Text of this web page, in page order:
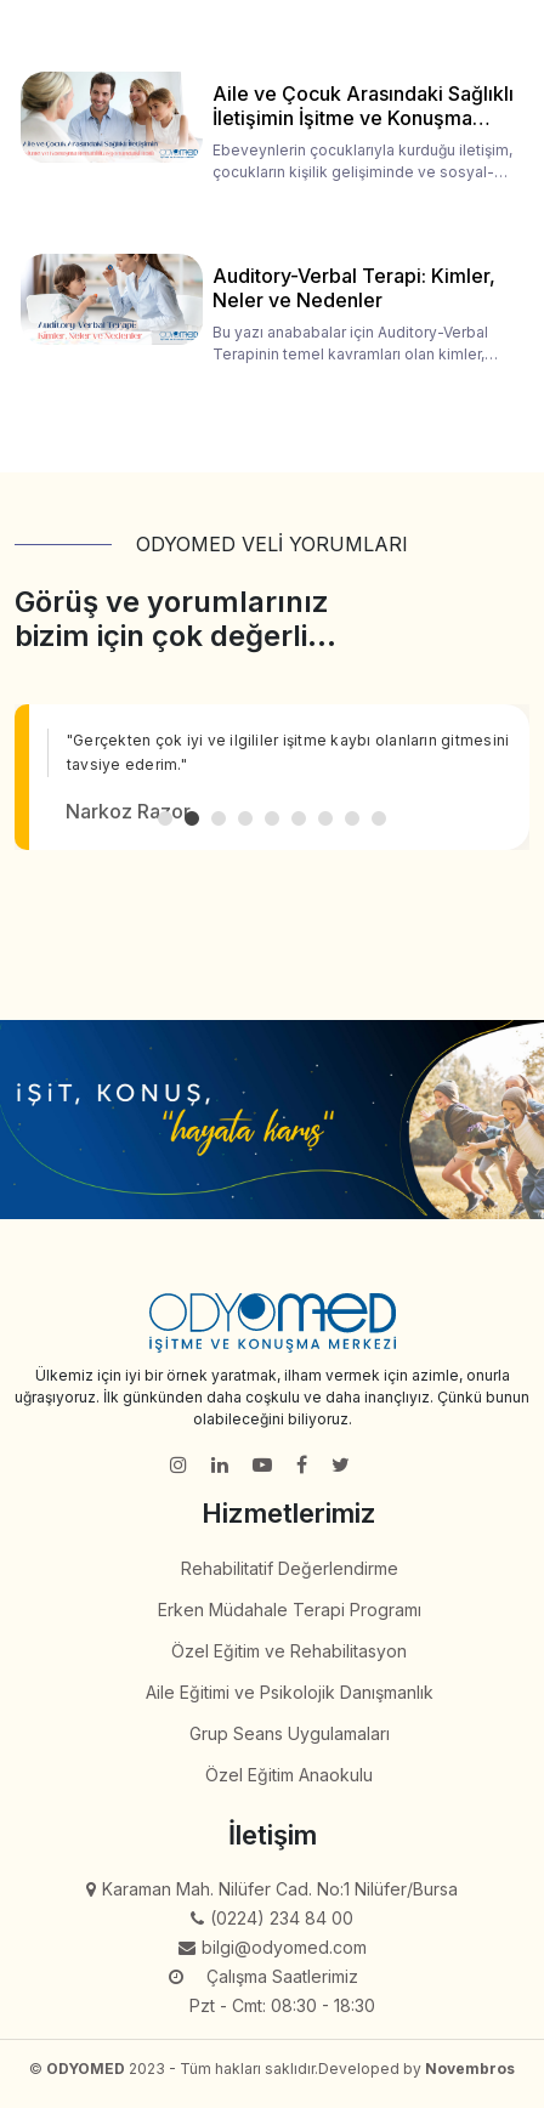
Aile ve Çocuk Arasındaki Sağlıklı
İletişimin İşitme ve Konuşma
Rehabilitasyonundaki Rolü
Ebeveynlerin çocuklarıyla kurduğu iletişim,
çocukların kişilik gelişiminde ve sosyal-
Auditory-Verbal Terapi: Kimler,
Neler ve Nedenler
Bu yazı anababalar için Auditory-Verbal
Terapinin temel kavramları olan kimler,
ODYOMED VELİ YORUMLARI
Görüş ve yorumlarınız
bizim için çok değerli…
"Gerçekten çok iyi ve ilgililer işitme kaybı olanların gitmesini
tavsiye ederim."
Narkoz Razor
Ülkemiz için iyi bir örnek yaratmak, ilham vermek için azimle, onurla
uğraşıyoruz. İlk günkünden daha coşkulu ve daha inançlıyız. Çünkü bunun
olabileceğini biliyoruz.
Hizmetlerimiz
Rehabilitatif Değerlendirme
Erken Müdahale Terapi Programı
Özel Eğitim ve Rehabilitasyon
Aile Eğitimi ve Psikolojik Danışmanlık
Grup Seans Uygulamaları
Özel Eğitim Anaokulu
İletişim
Karaman Mah. Nilüfer Cad. No:1 Nilüfer/Bursa
(0224) 234 84 00
bilgi@odyomed.com
Çalışma Saatlerimiz
Pzt - Cmt: 08:30 - 18:30
© ODYOMED 2023 - Tüm hakları saklıdır.Developed by Novembros